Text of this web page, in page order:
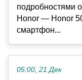
подробностями
Honor — Honor
смартфон...
05:00, 21 Дек